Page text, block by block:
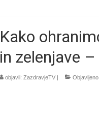
Kako
in zelenjave
objavil: ZazdravjeTV| Objavljeno